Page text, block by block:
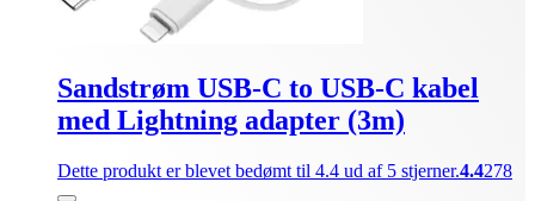
Sandstrøm USB-C to USB-C kabel
med Lightning adapter (3m)
Dette produkt er blevet bedømt til 4.4 ud af 5 stjerner.4.4278